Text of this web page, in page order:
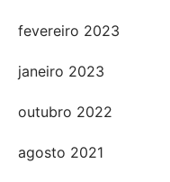
fevereiro 2023
janeiro 2023
outubro 2022
agosto 2021